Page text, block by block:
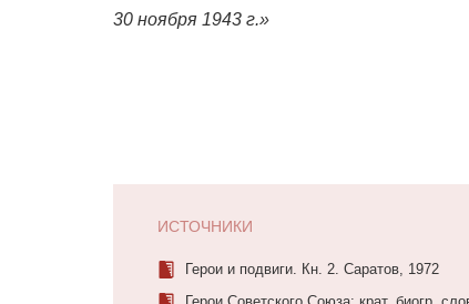
30 ноября 1943 г.»
ИСТОЧНИКИ
Герои и подвиги. Кн. 2. Саратов, 1972